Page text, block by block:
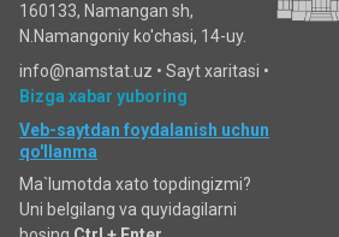
160133, Namangan sh,
N.Namangoniy ko'chasi, 14-uy.
info@namstat.uz • Sayt xaritasi •
Bizga xabar yuboring
Veb-saytdan foydalanish uchun
qo'llanma
Ma`lumotda xato topdingizmi?
Uni belgilang va quyidagilarni